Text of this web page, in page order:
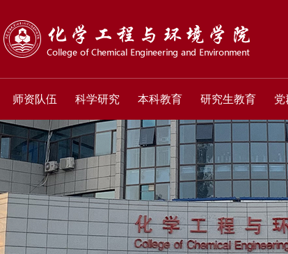
师资队伍 科学研究 本科教育 研究生教育 党